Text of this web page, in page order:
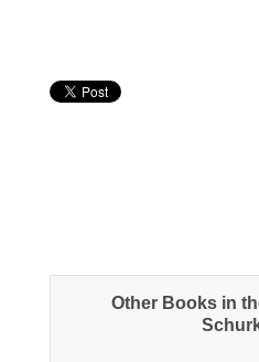
Other Books in